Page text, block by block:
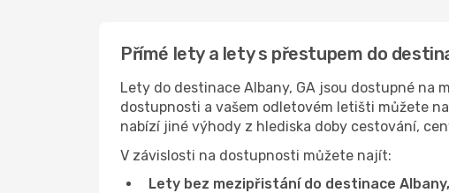
Přímé lety a lety s přestupem do
Lety do destinace Albany, GA jsou dostupné na
dostupnosti a vašem odletovém letišti můžete
nabízí jiné výhody z hlediska doby cestování,
V závislosti na dostupnosti můžete najít:
Lety bez mezipřistání do destinace Albany,